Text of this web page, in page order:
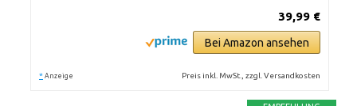
39,99 €
Bei Amazon ansehen
* Anzeige Preis inkl. MwSt., zzgl. Versandkosten